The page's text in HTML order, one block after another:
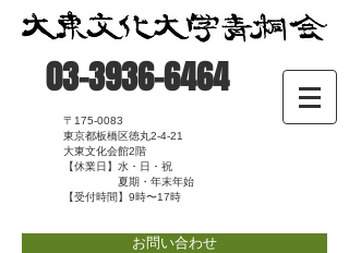
03-3936-6464
〒175-0083
東京都板橋区徳丸2-4-21
大東文化会館2階
【休業日】水・日・祝
夏期・年末年始
【受付時間】9時〜17時
お問い合わせ